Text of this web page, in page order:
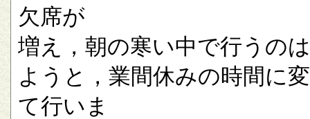
欠席が
増え，朝の寒い中で行うの
ようと，業間休みの時間に
て行いま